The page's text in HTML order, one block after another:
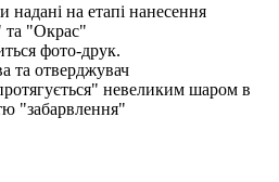
надані на етапі нанесення
та "Окрас"
фото-друк.
та отверджувач
невеликим шаром в
"забарвлення"